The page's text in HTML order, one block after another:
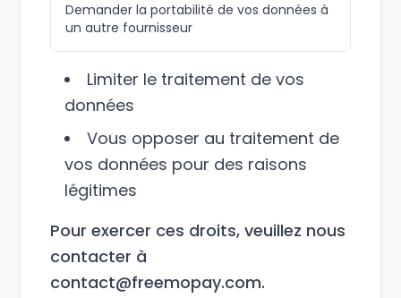
Demander la portabilité de vos données à
un autre fournisseur
Limiter le traitement de vos
données
Vous opposer au traitement de
vos données pour des raisons
légitimes
Pour exercer ces droits, veuillez nous
contacter à
contact@freemopay.com.